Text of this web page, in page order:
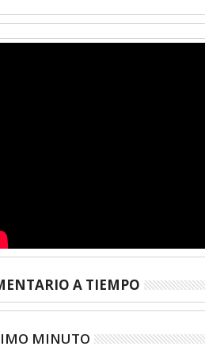
A TIEMPO
MINUTO